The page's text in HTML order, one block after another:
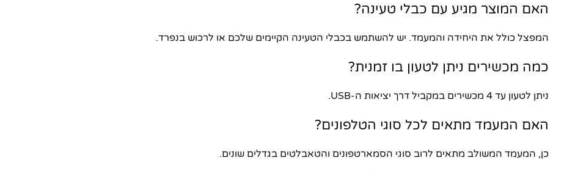
האם המוצר מגיע עם כבלי טעינה?
המפצל כולל את היחידה והמעמד. יש להשתמש בכבלי הטעינה הקיימים שלכם או לרכוש בנפרד.
כמה מכשירים ניתן לטעון בו זמנית?
ניתן לטעון עד 4 מכשירים במקביל דרך יציאות ה-USB.
האם המעמד מתאים לכל סוגי הטלפונים?
כן, המעמד המשולב מתאים לרוב סוגי הסמארטפונים והטאבלטים בגדלים שונים.